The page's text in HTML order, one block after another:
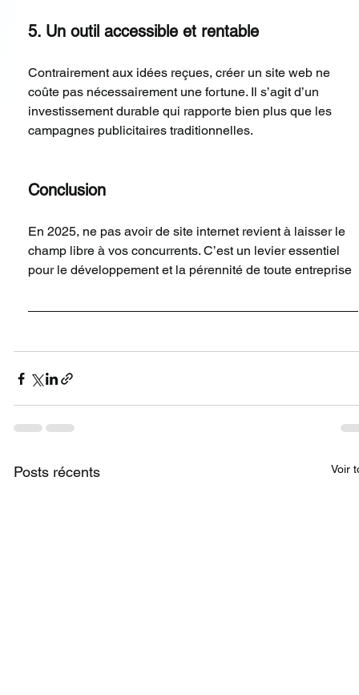
5. Un outil accessible et rentable
Contrairement aux idées reçues, créer un site web ne
coûte pas nécessairement une fortune. Il s’agit d’un
investissement durable qui rapporte bien plus que les
campagnes publicitaires traditionnelles.
Conclusion
En 2025, ne pas avoir de site internet revient à laisser le
champ libre à vos concurrents. C’est un levier essentiel
pour le développement et la pérennité de toute entreprise
Posts récents Voir